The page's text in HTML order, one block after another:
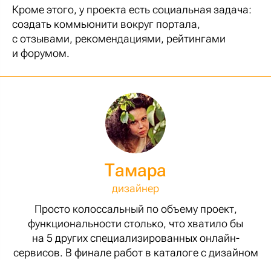
Кроме этого, у проекта есть социальная задача:
создать коммьюнити вокруг портала,
с отзывами, рекомендациями, рейтингами
и форумом.
Тамара
дизайнер
Просто колоссальный по объему проект,
функциональности столько, что хватило бы
на 5 других специализированных онлайн-
сервисов. В финале работ в каталоге с дизайном